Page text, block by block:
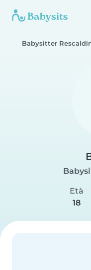
Babysitter
Età
18